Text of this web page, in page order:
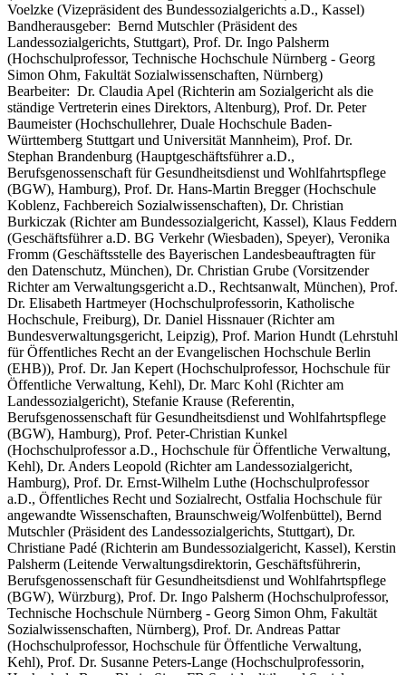
Voelzke (Vizepräsident des Bundessozialgerichts a.D., Kassel)
Bandherausgeber: Bernd Mutschler (Präsident des
Landessozialgerichts, Stuttgart), Prof. Dr. Ingo Palsherm
(Hochschulprofessor, Technische Hochschule Nürnberg - Georg
Simon Ohm, Fakultät Sozialwissenschaften, Nürnberg)
Bearbeiter: Dr. Claudia Apel (Richterin am Sozialgericht als die
ständige Vertreterin eines Direktors, Altenburg), Prof. Dr. Peter
Baumeister (Hochschullehrer, Duale Hochschule Baden-
Württemberg Stuttgart und Universität Mannheim), Prof. Dr.
Stephan Brandenburg (Hauptgeschäftsführer a.D.,
Berufsgenossenschaft für Gesundheitsdienst und Wohlfahrtspflege
(BGW), Hamburg), Prof. Dr. Hans-Martin Bregger (Hochschule
Koblenz, Fachbereich Sozialwissenschaften), Dr. Christian
Burkiczak (Richter am Bundessozialgericht, Kassel), Klaus Feddern
(Geschäftsführer a.D. BG Verkehr (Wiesbaden), Speyer), Veronika
Fromm (Geschäftsstelle des Bayerischen Landesbeauftragten für
den Datenschutz, München), Dr. Christian Grube (Vorsitzender
Richter am Verwaltungsgericht a.D., Rechtsanwalt, München), Prof.
Dr. Elisabeth Hartmeyer (Hochschulprofessorin, Katholische
Hochschule, Freiburg), Dr. Daniel Hissnauer (Richter am
Bundesverwaltungsgericht, Leipzig), Prof. Marion Hundt (Lehrstuhl
für Öffentliches Recht an der Evangelischen Hochschule Berlin
(EHB)), Prof. Dr. Jan Kepert (Hochschulprofessor, Hochschule für
Öffentliche Verwaltung, Kehl), Dr. Marc Kohl (Richter am
Landessozialgericht), Stefanie Krause (Referentin,
Berufsgenossenschaft für Gesundheitsdienst und Wohlfahrtspflege
(BGW), Hamburg), Prof. Peter-Christian Kunkel
(Hochschulprofessor a.D., Hochschule für Öffentliche Verwaltung,
Kehl), Dr. Anders Leopold (Richter am Landessozialgericht,
Hamburg), Prof. Dr. Ernst-Wilhelm Luthe (Hochschulprofessor
a.D., Öffentliches Recht und Sozialrecht, Ostfalia Hochschule für
angewandte Wissenschaften, Braunschweig/Wolfenbüttel), Bernd
Mutschler (Präsident des Landessozialgerichts, Stuttgart), Dr.
Christiane Padé (Richterin am Bundessozialgericht, Kassel), Kerstin
Palsherm (Leitende Verwaltungsdirektorin, Geschäftsführerin,
Berufsgenossenschaft für Gesundheitsdienst und Wohlfahrtspflege
(BGW), Würzburg), Prof. Dr. Ingo Palsherm (Hochschulprofessor,
Technische Hochschule Nürnberg - Georg Simon Ohm, Fakultät
Sozialwissenschaften, Nürnberg), Prof. Dr. Andreas Pattar
(Hochschulprofessor, Hochschule für Öffentliche Verwaltung,
Kehl), Prof. Dr. Susanne Peters-Lange (Hochschulprofessorin,